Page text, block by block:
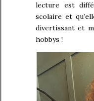
lecture est
scolaire et
divertissant et
hobbys !